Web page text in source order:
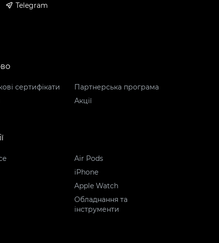
Telegram
сертифікати
Партнерська програма
Акції
Air Pods
iPhone
Apple Watch
Обладнання та
інструменти